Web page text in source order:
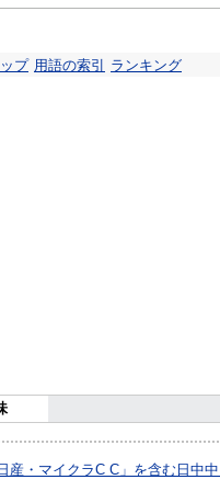
プ 用語の索引 ランキング
日産・マイクラC C」を含む日中